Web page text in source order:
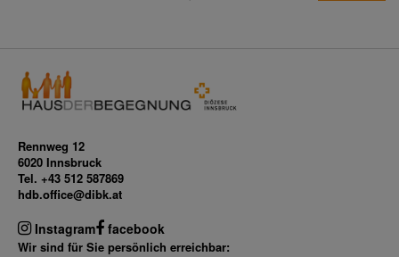
Rennweg 12
6020 Innsbruck
Tel. +43 512 587869
hdb.office@dibk.at
Instagram facebook
Wir sind für Sie persönlich erreichbar: